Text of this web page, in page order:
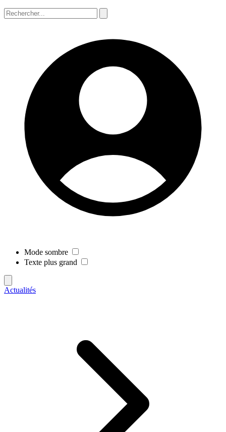
Mode sombre
Texte plus grand
Actualités